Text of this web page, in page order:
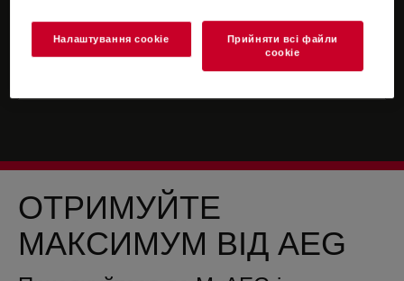
ОТРИМУЙТЕ
МАКСИМУМ ВІД AEG
Налаштування cookie
Прийняти всі файли
сookie